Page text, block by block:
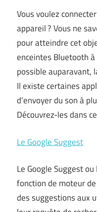
Vous voulez
appareil ? Vous ne
pour atteindre cet
enceintes Bluetooth
possible auparavant,
Il existe certaines
d’envoyer du son à
Découvrez-les dans
Le Google Suggest
Le Google Suggest
fonction de moteur
des suggestions aux